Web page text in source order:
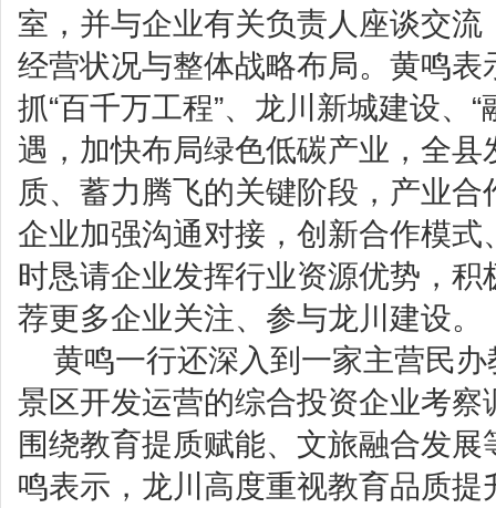
室，并与企业有关负责人座谈交
经营状况与整体战略布局。黄鸣表
抓“百千万工程”、龙川新城建设、“
遇，加快布局绿色低碳产业，全县
质、蓄力腾飞的关键阶段，产业
企业加强沟通对接，创新合作模式
时恳请企业发挥行业资源优势，
荐更多企业关注、参与龙川建设。
黄鸣一行还深入到一家主营民
景区开发运营的综合投资企业考察
围绕教育提质赋能、文旅融合发
鸣表示，龙川高度重视教育品质